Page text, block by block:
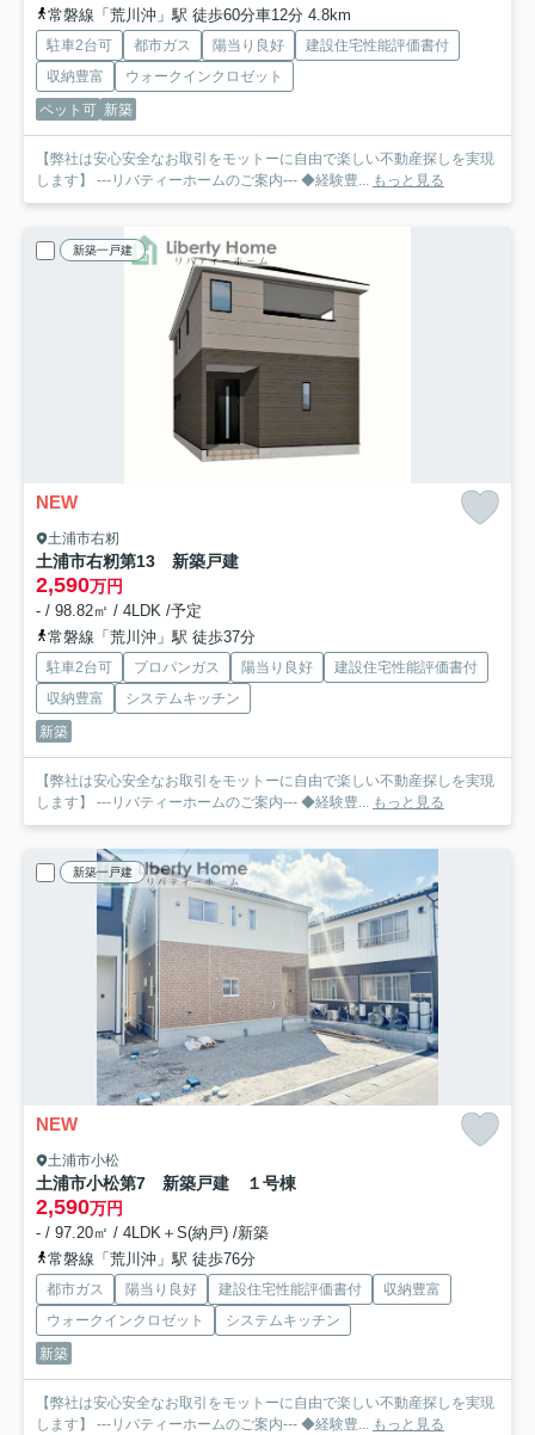
常磐線「荒川沖」駅 徒歩60分車12分 4.8km
駐車2台可 都市ガス 陽当り良好
建設住宅性能評価書付
収納豊富
ウォークインクロゼット
ペット可 新築
【弊社は安心安全なお取引をモットーに自由で楽しい不動産探しを実現
します】 ---リバティーホームのご案内--- ◆経験豊... もっと見る
新築一戸建
NEW
土浦市右籾
土浦市右籾第13 新築戸建
2,590万円
- / 98.82㎡ / 4LDK /予定
常磐線「荒川沖」駅 徒歩37分
駐車2台可 プロパンガス 陽当り良好
建設住宅性能評価書付
収納豊富
システムキッチン
新築
【弊社は安心安全なお取引をモットーに自由で楽しい不動産探しを実現
します】 ---リバティーホームのご案内--- ◆経験豊... もっと見る
新築一戸建
NEW
土浦市小松
土浦市小松第7 新築戸建 １号棟
2,590万円
- / 97.20㎡ / 4LDK＋S(納戸) /新築
常磐線「荒川沖」駅 徒歩76分
都市ガス 陽当り良好 建設住宅性能評価書付
収納豊富
ウォークインクロゼット
システムキッチン
新築
【弊社は安心安全なお取引をモットーに自由で楽しい不動産探しを実現
します】 ---リバティーホームのご案内--- ◆経験豊... もっと見る